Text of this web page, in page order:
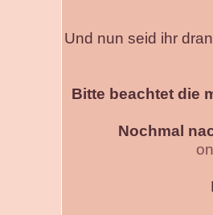
Und nun seid ihr
Bitte beachtet die
Nochmal